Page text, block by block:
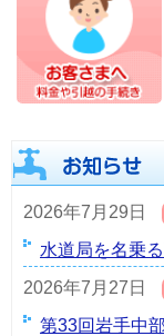
2026年7月29日
水道局を名乗
2026年7月27日
第33回岩手中